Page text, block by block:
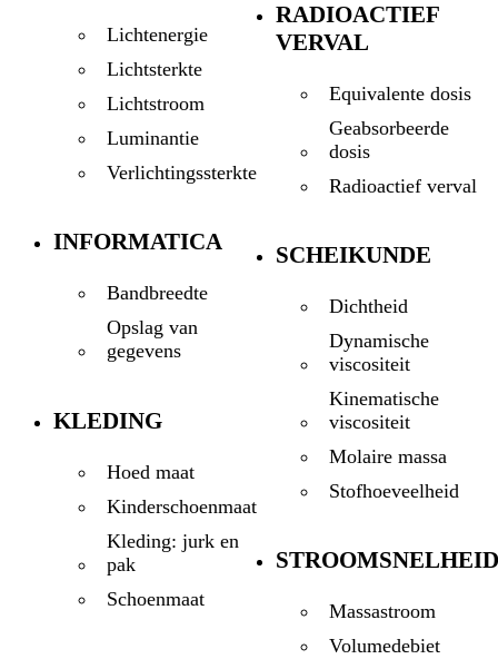
Lichtenergie
Lichtsterkte
Lichtstroom
Luminantie
Verlichtingssterkte
INFORMATICA
Bandbreedte
Opslag van
gegevens
KLEDING
Hoed maat
Kinderschoenmaat
Kleding: jurk en
pak
Schoenmaat
RADIOACTIEF
VERVAL
Equivalente dosis
Geabsorbeerde
dosis
Radioactief verval
SCHEIKUNDE
Dichtheid
Dynamische
viscositeit
Kinematische
viscositeit
Molaire massa
Stofhoeveelheid
STROOMSNELHEID
Massastroom
Volumedebiet